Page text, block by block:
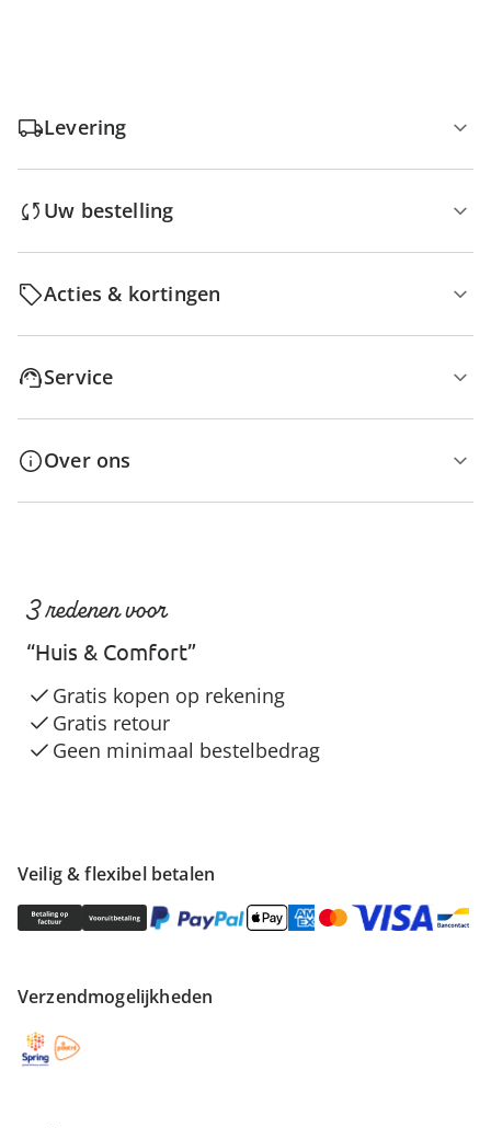
Levering
Uw bestelling
Acties & kortingen
Service
Over ons
Veilig & flexibel betalen
Verzendmogelijkheden
3 redenen voor
“Huis & Comfort”
Gratis kopen op rekening
Gratis retour
Geen minimaal bestelbedrag